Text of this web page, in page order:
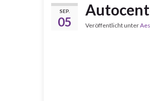
SEP.
05 Veröffentlicht unter